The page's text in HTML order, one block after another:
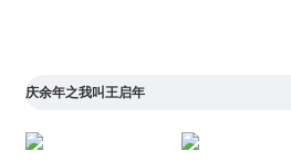
庆余年之我叫王启年